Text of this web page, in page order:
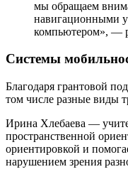
мы обращаем
навигационными
компьютером», —
Системы
Благодаря грантовой
том числе разные виды
Ирина Хлебаева —
пространственной
ориентировкой и
нарушением зрения